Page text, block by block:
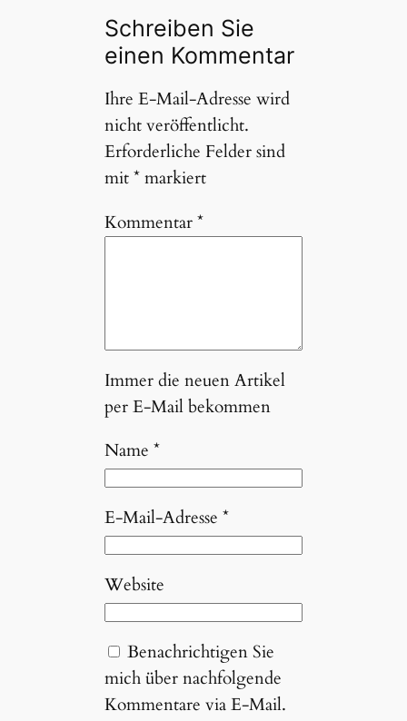
Schreiben Sie
einen Kommentar
Ihre E-Mail-Adresse wird
nicht veröffentlicht.
Erforderliche Felder sind
mit*markiert
Kommentar*
Immer die neuen Artikel
per E-Mail bekommen
Name*
E-Mail-Adresse*
Website
Benachrichtigen Sie
mich über nachfolgende
Kommentare via E-Mail.